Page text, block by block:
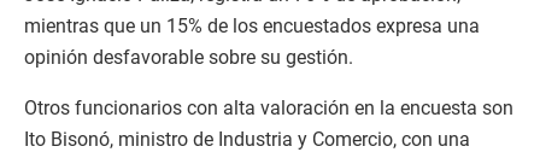
mientras que un 15% de los encuestados expresa una
opinión desfavorable sobre su gestión.
Otros funcionarios con alta valoración en la encuesta son
Ito Bisonó, ministro de Industria y Comercio, con una